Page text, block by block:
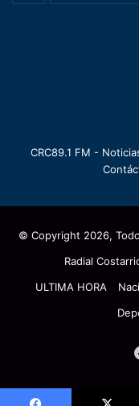
CRC89.1 FM -
© Copyright 2026,
Radial
ULTIMA HORA